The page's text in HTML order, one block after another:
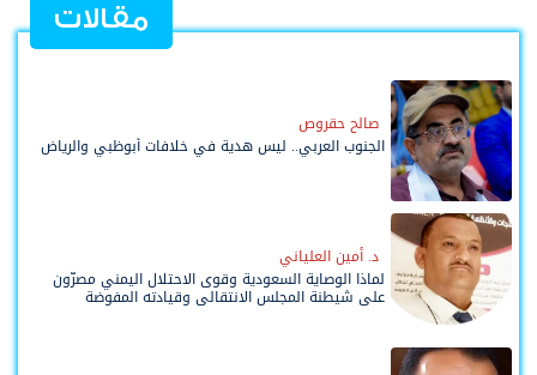
مقالات
صالح حقروص
الجنوب العربي.. ليس هدية في خلافات أبوظبي والرياض
د. أمين العلياني
لماذا الوصاية السعودية وقوى الاحتلال اليمني مصرّون
على شيطنة المجلس الانتقالي وقيادته المفوضة